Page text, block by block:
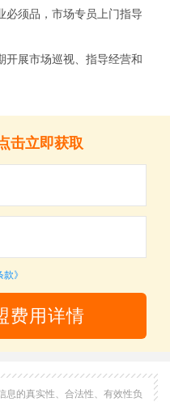
须品，市场专员上门指导
展市场巡视、指导经营和
击立即获取
》
费用详情
息的真实性、合法性、有效性负